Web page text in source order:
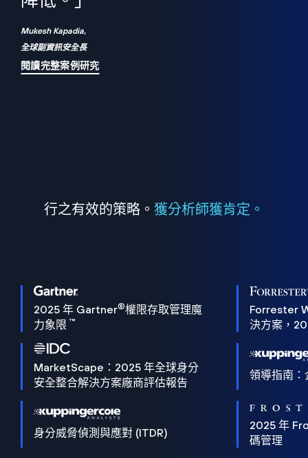
Mukesh Kapadia,
全球副資訊安全長
閱讀完整案例研究
行之有效的策略。 獲分析師獲肯定。
2025 年 Gartner®權限存取管理魔
力象限 ™
Forrester
決方案，
MarketScape：2025 年全球身分
安全整合解決方案廠商評估報告
領導指南
身分威脅偵測與應對 (ITDR)
2025 年
碼管理